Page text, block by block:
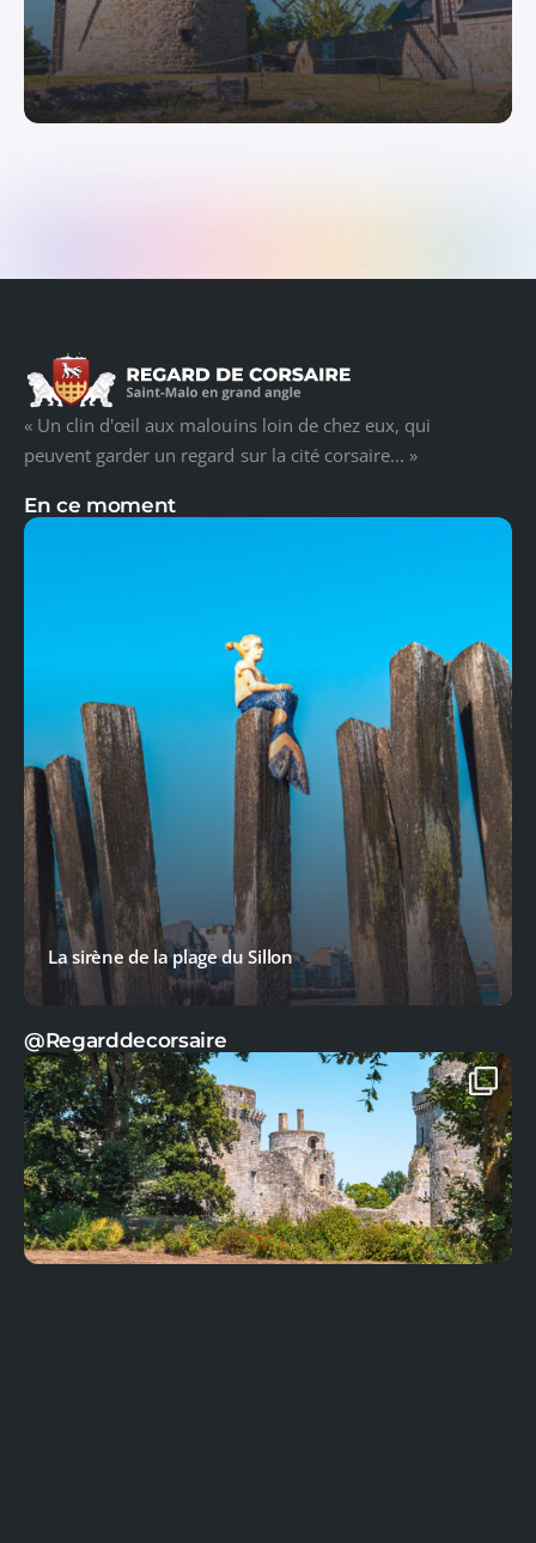
« Un clin d'œil aux malouins loin de chez eux, qui
peuvent garder un regard sur la cité corsaire... »
En ce moment
La sirène de la plage du Sillon
@Regarddecorsaire